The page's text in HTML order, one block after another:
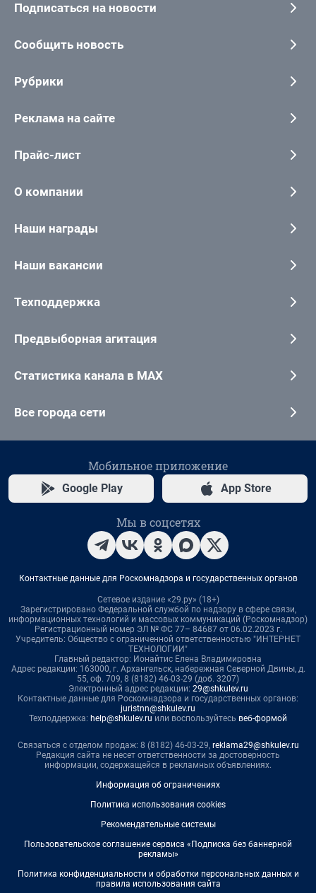
Подписаться на новости
Сообщить новость
Рубрики
Реклама на сайте
Прайс-лист
О компании
Наши награды
Наши вакансии
Техподдержка
Предвыборная агитация
Статистика канала в MAX
Все города сети
Мобильное приложение
Google Play App Store
Мы в соцсетях
Контактные данные для Роскомнадзора и государственных органов
Сетевое издание «29.ру» (18+)
Зарегистрировано Федеральной службой по надзору в сфере связи,
информационных технологий и массовых коммуникаций (Роскомнадзор)
Регистрационный номер ЭЛ № ФС 77– 84687 от 06.02.2023 г.
Учредитель: Общество с ограниченной ответственностью "ИНТЕРНЕТ
ТЕХНОЛОГИИ"
Главный редактор: Ионайтис Елена Владимировна
Адрес редакции: 163000, г. Архангельск, набережная Северной Двины, д.
55, оф. 709, 8 (8182) 46-03-29 (доб. 3207)
Электронный адрес редакции: 29@shkulev.ru
Контактные данные для Роскомнадзора и государственных органов:
juristnn@shkulev.ru
Техподдержка: help@shkulev.ru или воспользуйтесь веб-формой
Связаться с отделом продаж: 8 (8182) 46-03-29, reklama29@shkulev.ru
Редакция сайта не несет ответственности за достоверность
информации, содержащейся в рекламных объявлениях.
Информация об ограничениях
Политика использования cookies
Рекомендательные системы
Пользовательское соглашение сервиса «Подписка без баннерной
рекламы»
Политика конфиденциальности и обработки персональных данных и
правила использования сайта